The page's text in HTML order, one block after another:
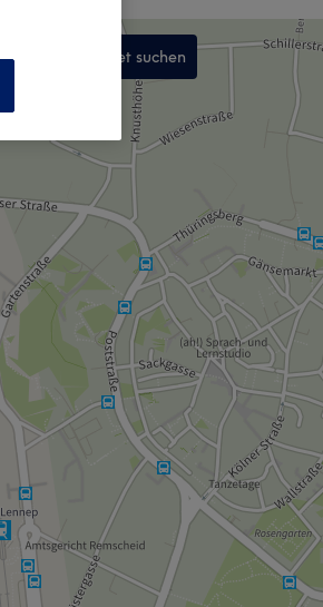
In diesem Gebiet suchen